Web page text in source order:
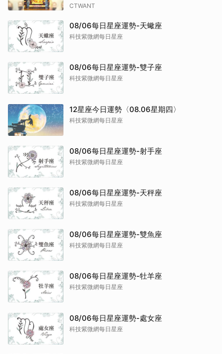
CTWANT
08/06每日星座運勢-天蠍座
科技紫微網每日星座
08/06每日星座運勢-雙子座
科技紫微網每日星座
12星座今日運勢〈08.06星期四〉
科技紫微網每日星座
08/06每日星座運勢-射手座
科技紫微網每日星座
08/06每日星座運勢-天秤座
科技紫微網每日星座
08/06每日星座運勢-雙魚座
科技紫微網每日星座
08/06每日星座運勢-牡羊座
科技紫微網每日星座
08/06每日星座運勢-處女座
科技紫微網每日星座